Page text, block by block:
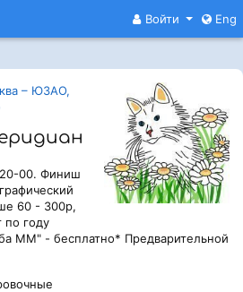
Войти Eng
– ЮЗАО,
20-00. Финиш
60 - 300р,
по году
ММ" - бесплатно* Предварительной